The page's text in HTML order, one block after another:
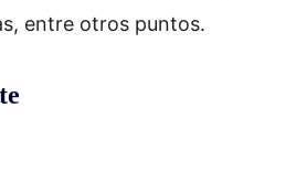
entre otros puntos.